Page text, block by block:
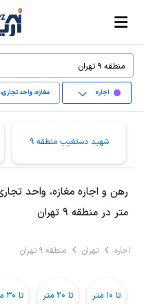
اجاره مغازه، واحد تجاری،
سوپرمارکت و کافه
شهید دستغیب منطقه 9
متر در منطقه 9 تهران
اجاره تهران منطقه 9 تهران
تا 10 متر تا 20 متر تا 30 متر